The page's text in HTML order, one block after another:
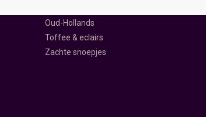
Oud-Hollands
Toffee & eclairs
Zachte snoepjes